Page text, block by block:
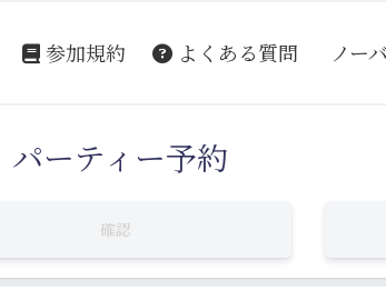
参加規約 よくある質問 ノー
パーティー予約
確認